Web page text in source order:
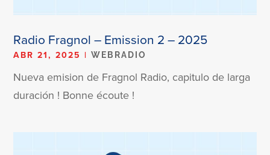
Radio Fragnol – Emission 2 – 2025
ABR 21, 2025 |WEBRADIO
Nueva emision de Fragnol Radio, capitulo de larga
duración ! Bonne écoute !